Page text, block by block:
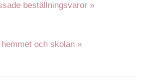
beställningsvaror »
och skolan »